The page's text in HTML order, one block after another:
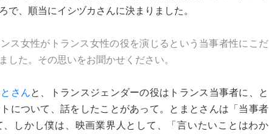
で、順当にイシヅカさんに決まりました。
ス女性がトランス女性の役を演じるという当事者性にこだ
した。その思いをお聞かせください。
さんと、トランスジェンダーの役はトランス当事者に、と
について、話をしたことがあって。とまとさんは「当事者
しかし僕は、映画業界人として、「言いたいことはわか